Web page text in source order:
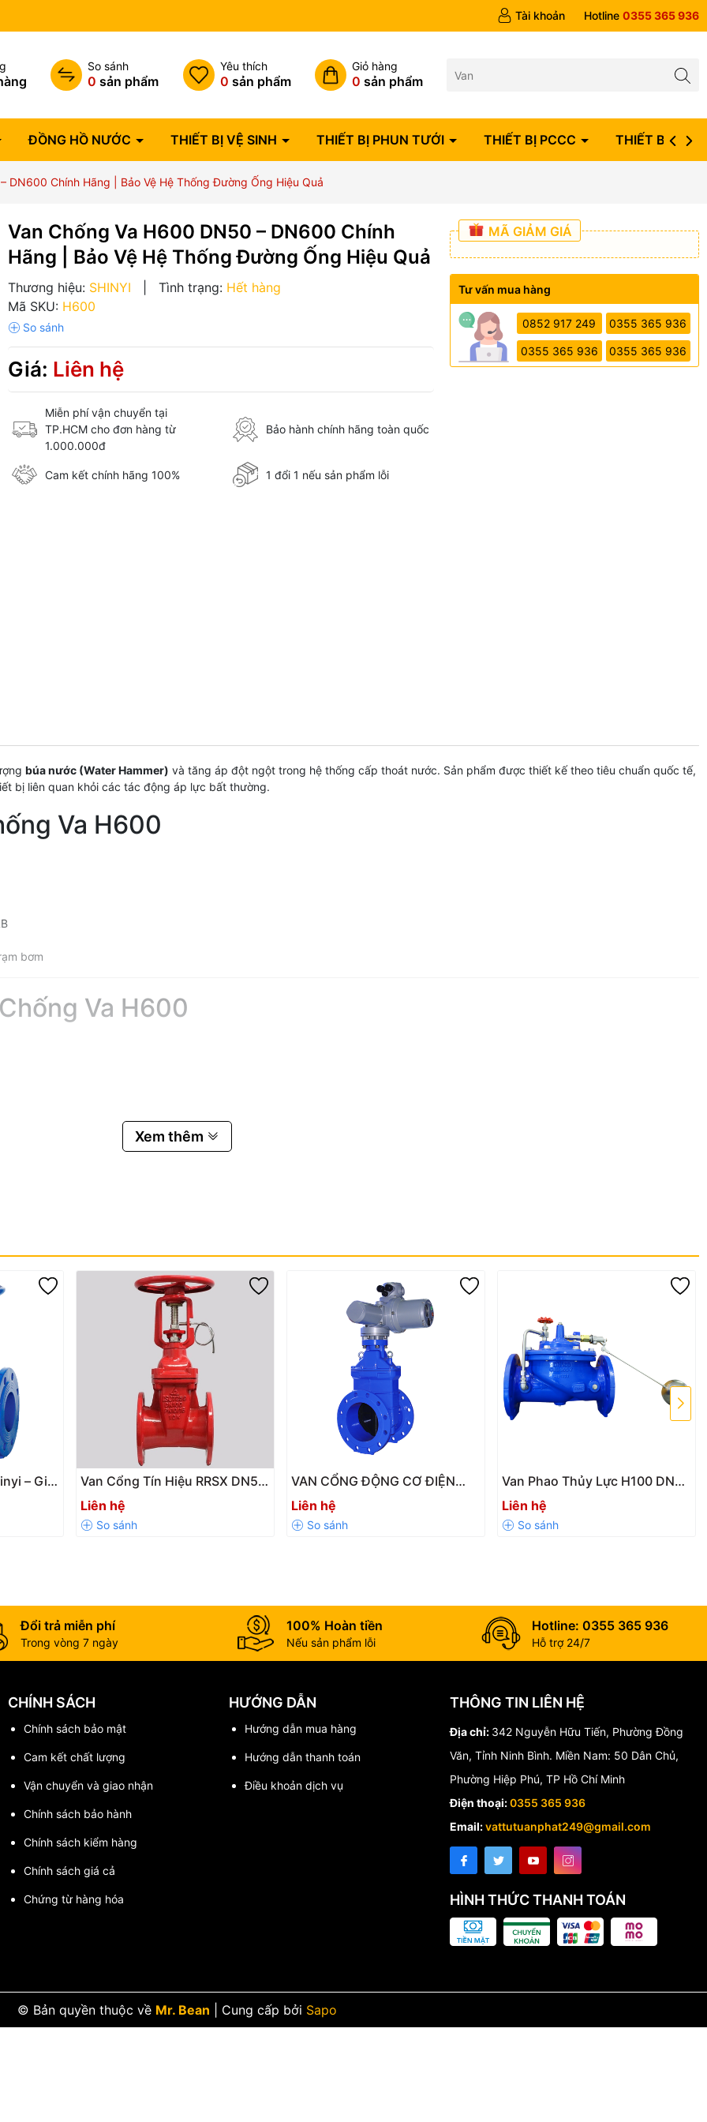
Tài khoản Hotline 0355 365 936
So sánh
0 sản phẩm
Yêu thích
0 sản phẩm
Giỏ hàng
0 sản phẩm
ĐỒNG HỒ NƯỚC THIẾT BỊ VỆ SINH THIẾT BỊ PHUN TƯỚI THIẾT BỊ PCCC THIẾT BỊ ĐIỆN
DN600 Chính Hãng | Bảo Vệ Hệ Thống Đường Ống Hiệu Quả
Van Chống Va H600 DN50 – DN600 Chính
Hãng | Bảo Vệ Hệ Thống Đường Ống Hiệu Quả
Thương hiệu: SHINYI Tình trạng: Hết hàng
Mã SKU: H600
Giá: Liên hệ
Miễn phí vận chuyển tại
TP.HCM cho đơn hàng từ
1.000.000đ
Bảo hành chính hãng toàn quốc
Cam kết chính hãng 100% 1 đổi 1 nếu sản phẩm lỗi
MÃ GIẢM GIÁ
Tư vấn mua hàng
0852 917 249 0355 365 936
0355 365 936 0355 365 936
búa nước (Water Hammer) và tăng áp đột ngột trong hệ thống cấp thoát nước. Sản phẩm được thiết kế theo tiêu chuẩn quốc tế,
bị liên quan khỏi các tác động áp lực bất thường.
Va H600
bơm
Va H600
trong hệ thống. Khi xuất hiện hiện tượng tăng áp đột ngột do đóng mở van hoặc dừng máy bơm, van sẽ tự động điều tiết để
H600
Va H600
Hãng Giá Tốt
cao cho hệ thống cấp thoát nước, hãy liên hệ ngay để được tư vấn lựa chọn kích thước và áp lực phù hợp với công trình.
Xem thêm
– Giải
Nước
Van Cổng Tín Hiệu RRSX DN50
– DN600 Cho Hệ Thống PCCC |
Giám Sát Trạng Thái Đóng Mở
Chính Xác
Liên hệ
VAN CỔNG ĐỘNG CƠ ĐIỆN
SHINYI – GIẢI PHÁP ĐIỀU
KHIỂN TỰ ĐỘNG HIỆN ĐẠI
CHO HỆ THỐNG NƯỚC
Liên hệ
Van Phao Thủy Lực H100 DN50
– DN600 Chính Hãng | Tự Động
Kiểm Soát Mực Nước Hiệu Quả
Liên hệ
Đổi trả miễn phí
Trong vòng 7 ngày
100% Hoàn tiền
Nếu sản phẩm lỗi
Hotline: 0355 365 936
Hỗ trợ 24/7
CHÍNH SÁCH
Chính sách bảo mật
Cam kết chất lượng
Vận chuyển và giao nhận
Chính sách bảo hành
Chính sách kiểm hàng
Chính sách giá cả
Chứng từ hàng hóa
HƯỚNG DẪN
Hướng dẫn mua hàng
Hướng dẫn thanh toán
Điều khoản dịch vụ
THÔNG TIN LIÊN HỆ
Địa chỉ: 342 Nguyễn Hữu Tiến, Phường Đồng
Văn, Tỉnh Ninh Bình. Miền Nam: 50 Dân Chủ,
Phường Hiệp Phú, TP Hồ Chí Minh
Điện thoại:0355 365 936
Email:vattutuanphat249@gmail.com
HÌNH THỨC THANH TOÁN
© Bản quyền thuộc về Mr. Bean Cung cấp bởi Sapo